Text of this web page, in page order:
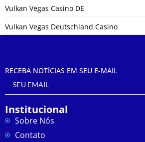
Vulkan Vegas Casino DE
Vulkan Vegas Deutschland Casino
RECEBA NOTÍCIAS EM SEU E-MAIL
Institucional
Sobre Nós
Contato